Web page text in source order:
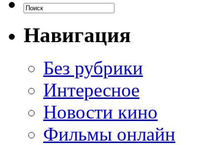
Навигация
Без рубрики
Интересное
Новости кино
Фильмы онлайн